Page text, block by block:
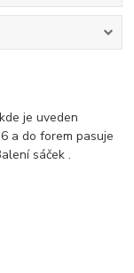
je uveden
a do forem pasuje
sáček .